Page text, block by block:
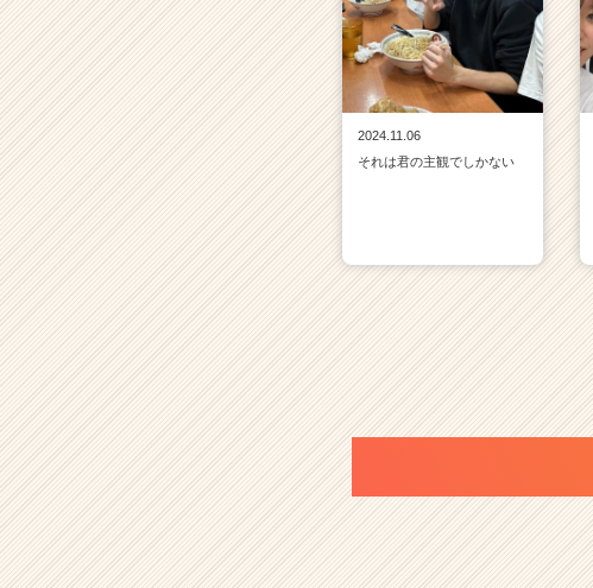
2024.11.06
それは君の主観でしかない